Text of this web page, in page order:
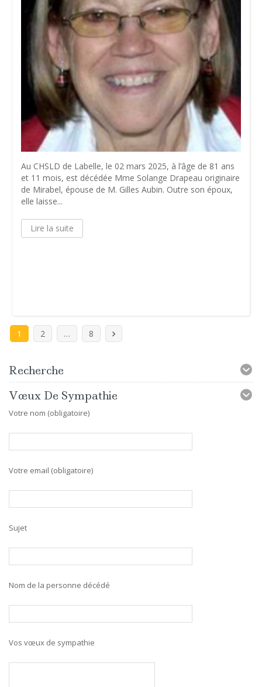
Au CHSLD de Labelle, le 02 mars 2025, à l’âge de 81 ans
et 11 mois, est décédée Mme Solange Drapeau originaire
de Mirabel, épouse de M. Gilles Aubin. Outre son époux,
elle laisse...
Lire la suite
1 2 … 8
Recherche
Vœux De Sympathie
Votre nom (obligatoire)
Votre email (obligatoire)
Sujet
Nom de la personne décédé
Vos vœux de sympathie